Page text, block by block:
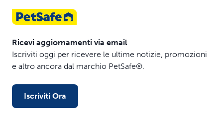
Ricevi aggiornamenti via email
Iscriviti oggi per ricevere le ultime notizie, promozioni
e altro ancora dal marchio PetSafe®.
Iscriviti Ora